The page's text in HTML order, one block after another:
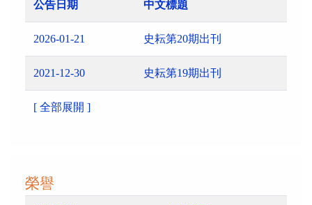
公告日期 中文標題
2026-01-21 史耘第20期出刊
2021-12-30 史耘第19期出刊
[ 全部展開 ]
榮譽